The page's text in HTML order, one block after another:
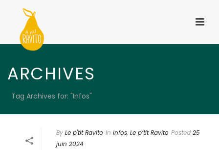
ARCHIVES
Tag Archives for: "Infos"
By Le p'tit Ravito In Infos, Le p’tit Ravito Posted 25
juin 2024